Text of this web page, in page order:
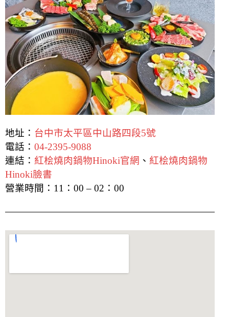
地址： 台中市太平區中山路四段5號
電話： 04-2395-9088
連結： 紅桧燒肉鍋物Hinoki官網 、 紅桧燒肉鍋物
Hinoki臉書
營業時間：11：00 – 02：00